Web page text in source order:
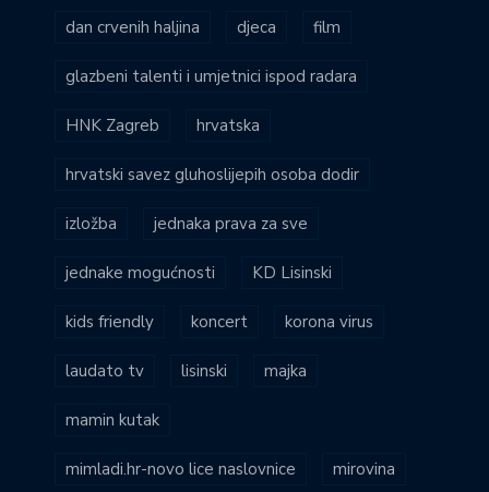
dan crvenih haljina djeca film
glazbeni talenti i umjetnici ispod radara
HNK Zagreb hrvatska
hrvatski savez gluhoslijepih osoba dodir
izložba jednaka prava za sve
jednake mogućnosti KD Lisinski
kids friendly koncert korona virus
laudato tv lisinski majka
mamin kutak
mimladi.hr-novo lice naslovnice mirovina